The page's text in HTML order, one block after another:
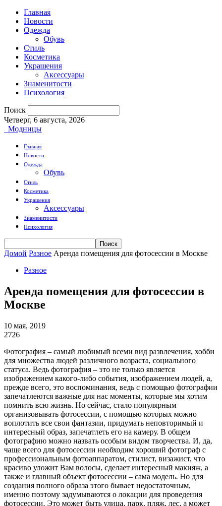
Главная
Новости
Одежда
Обувь
Стиль
Косметика
Украшения
Аксессуары
Знаменитости
Психология
Поиск
Четверг, 6 августа, 2026
Модницы
Главная
Новости
Одежда
Обувь
Стиль
Косметика
Украшения
Аксессуары
Знаменитости
Психология
Домой Разное Аренда помещения для фотосессии в Москве
Разное
Аренда помещения для фотосессии в
Москве
10 мая, 2019
2726
Фотография – самый любимый всеми вид развлечения, хобби
для множества людей различного возраста, социального
статуса. Ведь фотография – это не только является
изображением какого-либо события, изображением людей, а,
прежде всего, это воспоминания, ведь с помощью фотографии
запечатлеются важные для нас моменты, которые мы хотим
помнить всю жизнь. Но сейчас, стало популярным
организовывать фотосессии, с помощью которых можно
воплотить все свои фантазии, придумать неповторимый и
интересный образ, запечатлеть его на камеру. В общем
фотографию можно назвать особым видом творчества. И, да,
чаще всего для фотосессии необходим хороший фотограф с
профессиональным фотоаппаратом, стилист, визажист, что
красиво уложит Вам волосы, сделает интересный макияж, а
также и главный объект фотосессии – сама модель. Но для
создания полного образа этого бывает недостаточным,
именно поэтому задумываются о локации для проведения
фотосессии. Это может быть улица, парк, пляж, лес, а может